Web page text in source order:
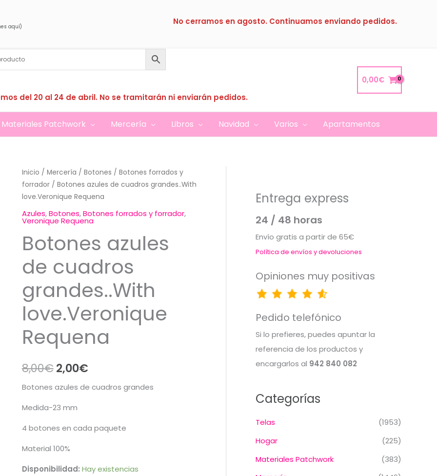
aquí)
No cerramos en agosto. Continuamos enviando pedidos.
del 20 al 24 de abril. No se tramitarán ni enviarán pedidos.
0,00€
Materiales Patchwork Mercería Libros Navidad Varios Apartamentos
Inicio / Mercería / Botones / Botones forrados y
forrador/ Botones azules de cuadros grandes..With
love.Veronique Requena
Azules,Botones,Botones forrados y forrador,
Veronique Requena
Botones azules
de cuadros
grandes..With
love.Veronique
Requena
8,00€El
precio
original
era:
8,00€.
2,00€El
precio
es:
Botones azules de cuadros grandes
Medida-23 mm
4 botones en cada paquete
Material 100%
Disponibilidad: Hay existencias
Entrega express
24 / 48 horas
Envío gratis a partir de 65€
Política de envíos y devoluciones
Opiniones muy positivas
Pedido telefónico
Si lo prefieres, puedes apuntar la
referencia de los productos y
encargarlos al 942 840 082
Categorías
Telas
(1953)
Hogar
(225)
Materiales Patchwork
(383)